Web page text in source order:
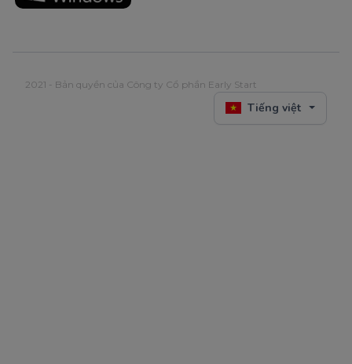
2021 - Bản quyền của Công ty Cổ phần Early Start
Tiếng việt